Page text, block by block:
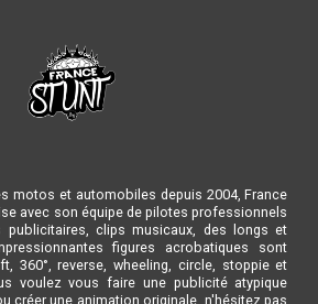
motos et automobiles depuis 2004, France
avec son équipe de pilotes professionnels
publicitaires, clips musicaux, des longs et
figures acrobatiques sont
360°, reverse, wheeling, circle, stoppie et
voulez vous faire une publicité atypique
créer une animation originale, n'hésitez pas